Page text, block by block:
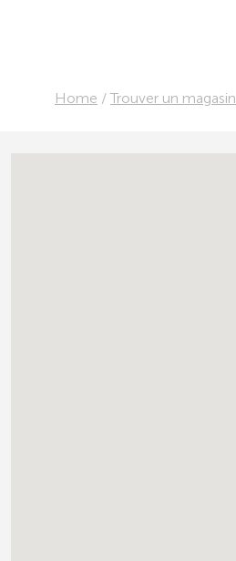
Home / Trouver un magasin